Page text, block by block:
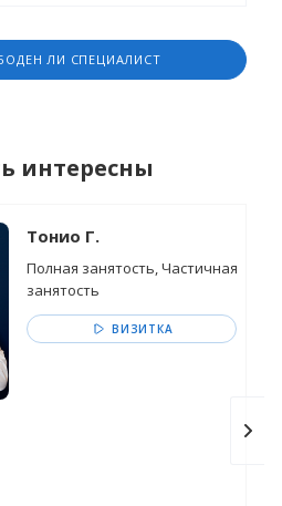
ЛИ СПЕЦИАЛИСТ
интересны
Тонио Г.
Полная занятость, Частичная
занятость
ВИЗИТКА